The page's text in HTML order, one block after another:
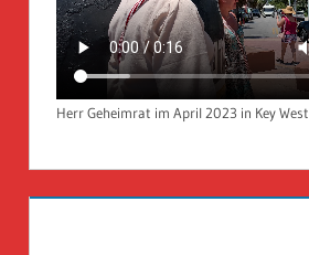
Herr Geheimrat im April 2023 in Key West